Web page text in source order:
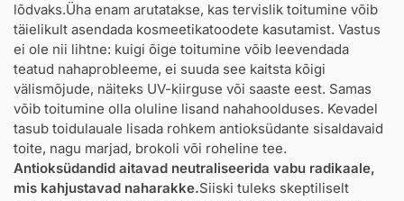
lõdvaks.Üha enam arutatakse, kas tervislik toitumine võib
täielikult asendada kosmeetikatoodete kasutamist. Vastus
ei ole nii lihtne: kuigi õige toitumine võib leevendada
teatud nahaprobleeme, ei suuda see kaitsta kõigi
välismõjude, näiteks UV-kiirguse või saaste eest. Samas
võib toitumine olla oluline lisand nahahoolduses. Kevadel
tasub toidulauale lisada rohkem antioksüdante sisaldavaid
toite, nagu marjad, brokoli või roheline tee.
Antioksüdandid aitavad neutraliseerida vabu radikaale,
mis kahjustavad naharakke.Siiski tuleks skeptiliselt